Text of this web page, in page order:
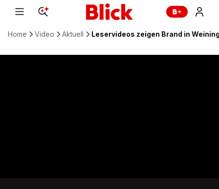
Home Video Aktuell Leservideos zeigen Brand in